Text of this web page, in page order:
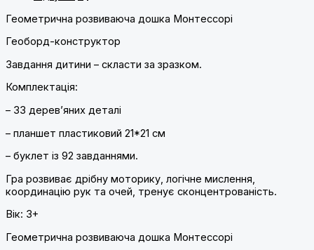
Геометрична розвиваюча дошка Монтессорі
Геоборд-конструктор
Завдання дитини – скласти за зразком.
Комплектація:
– 33 деревʼяних деталі
– планшет пластиковий 21*21 см
– буклет із 92 завданнями.
Гра розвиває дрібну моторику, логічне мислення,
координацію рук та очей, тренує сконцентрованість.
Вік: 3+
Геометрична розвиваюча дошка Монтессорі